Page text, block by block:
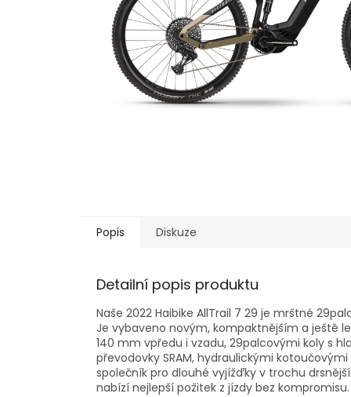
Popis Diskuze
Detailní popis produktu
Naše 2022 Haibike AllTrail 7 29 je mrštné
Je vybaveno novým, kompaktnějším a ještě
140 mm vpředu i vzadu, 29palcovými koly s
převodovky SRAM, hydraulickými
společník pro dlouhé vyjížďky v trochu
nabízí nejlepší požitek z jízdy bez kompromisu.